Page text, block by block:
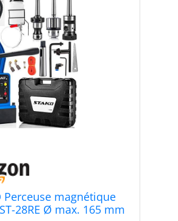
Perceuse magnétique
28RE Ø max. 165 mm